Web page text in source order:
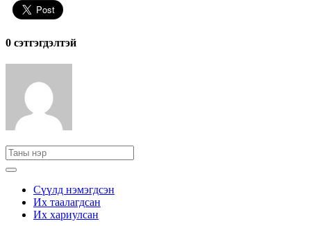
0 cэтгэгдэлтэй
Сүүлд нэмэгдсэн
Их таалагдсан
Их хариулсан